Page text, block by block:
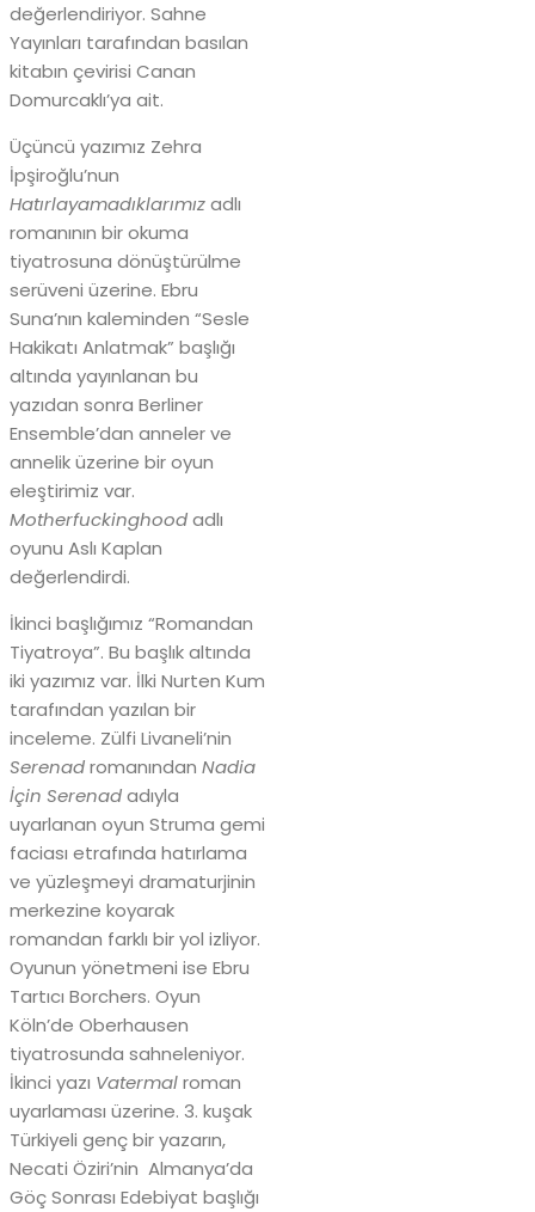
değerlendiriyor. Sahne
Yayınları tarafından basılan
kitabın çevirisi Canan
Domurcaklı’ya ait.
Üçüncü yazımız Zehra
İpşiroğlu’nun
Hatırlayamadıklarımızadlı
romanının bir okuma
tiyatrosuna dönüştürülme
serüveni üzerine. Ebru
Suna’nın kaleminden “Sesle
Hakikatı Anlatmak” başlığı
altında yayınlanan bu
yazıdan sonra Berliner
Ensemble’dan anneler ve
annelik üzerine bir oyun
eleştirimiz var.
Motherfuckinghoodadlı
oyunu Aslı Kaplan
değerlendirdi.
İkinci başlığımız “Romandan
Tiyatroya”. Bu başlık altında
iki yazımız var. İlki Nurten Kum
tarafından yazılan bir
inceleme. Zülfi Livaneli’nin
Serenadromanından Nadia
İçin Serenadadıyla
uyarlanan oyun Struma gemi
faciası etrafında hatırlama
ve yüzleşmeyi dramaturjinin
merkezine koyarak
romandan farklı bir yol izliyor.
Oyunun yönetmeni ise Ebru
Tartıcı Borchers. Oyun
Köln’de Oberhausen
tiyatrosunda sahneleniyor.
İkinci yazı Vatermalroman
uyarlaması üzerine. 3. kuşak
Türkiyeli genç bir yazarın,
Necati Öziri’nin Almanya’da
Göç Sonrası Edebiyat başlığı